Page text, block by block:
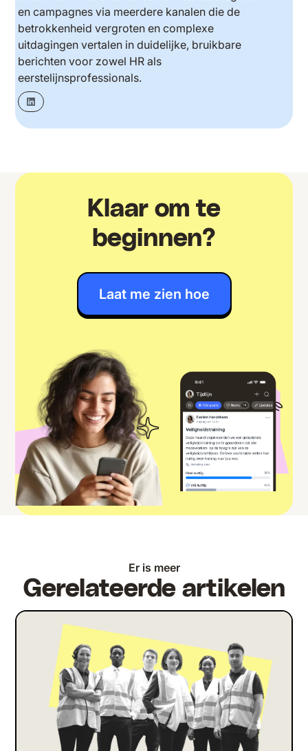
en campagnes via meerdere kanalen die de
betrokkenheid vergroten en complexe
uitdagingen vertalen in duidelijke, bruikbare
berichten voor zowel HR als
eerstelijnsprofessionals.
Klaar om te
beginnen?
Laat me zien hoe
Er is meer
Gerelateerde artikelen